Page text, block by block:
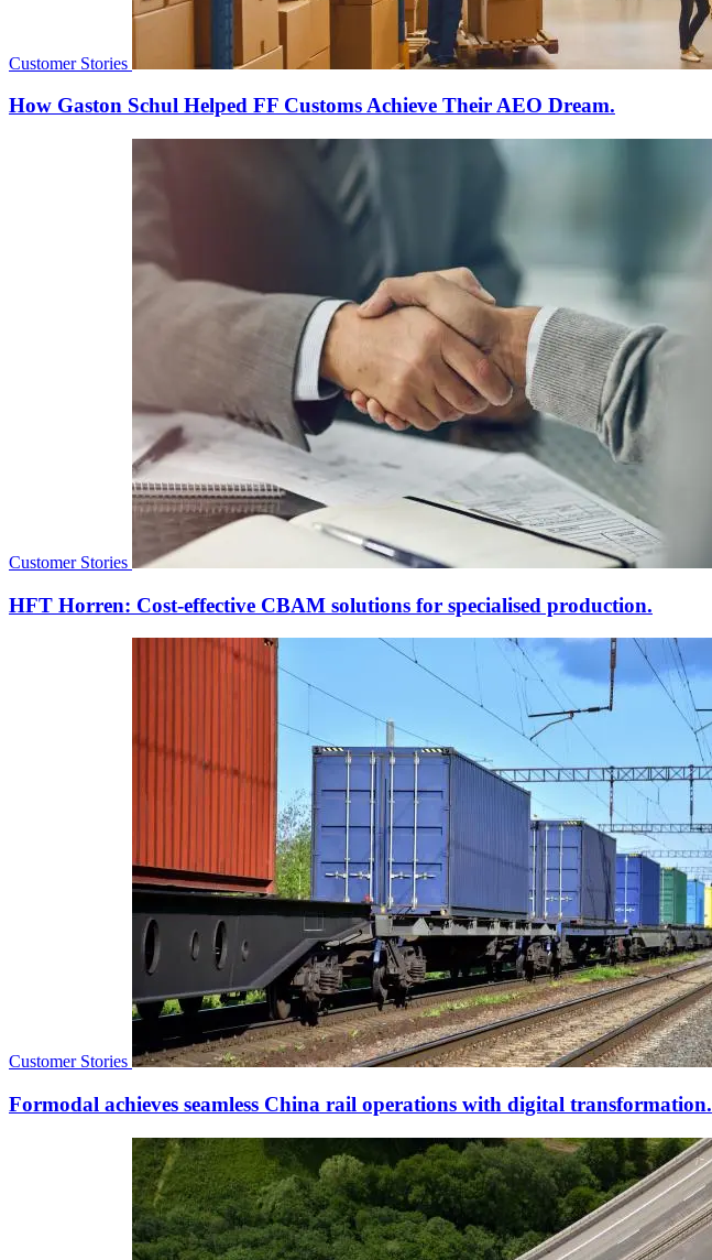
Customer Stories
How Gaston Schul Helped FF Customs Achieve Their AEO Dream.
Customer Stories
HFT Horren: Cost-effective CBAM solutions for specialised production.
Customer Stories
Formodal achieves seamless China rail operations with digital transformation.